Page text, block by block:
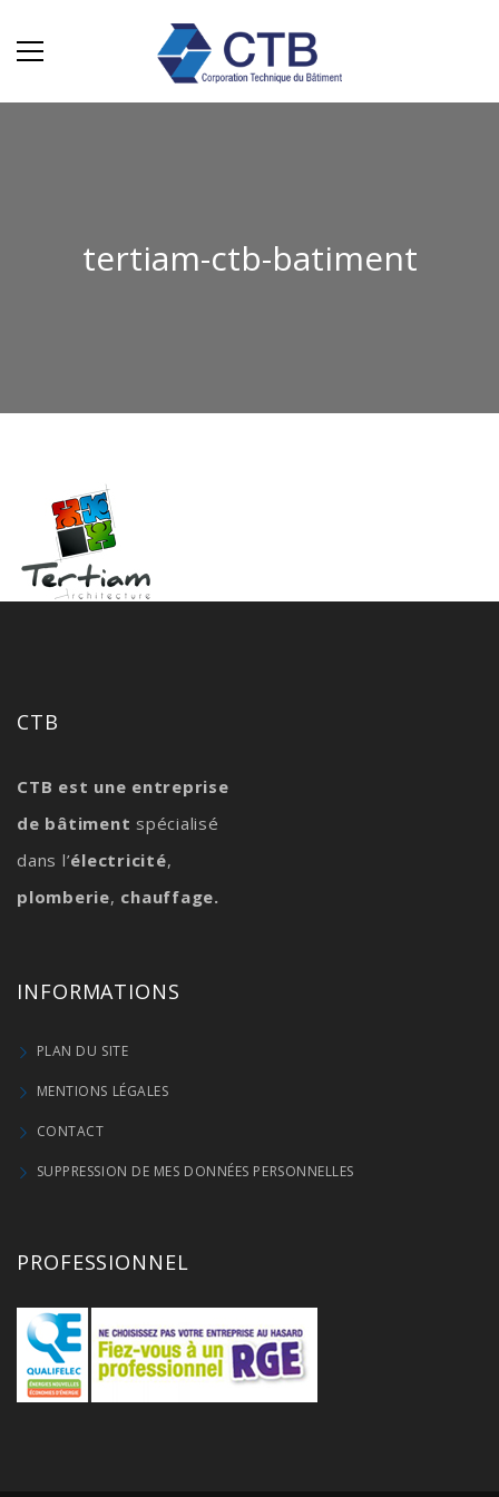
tertiam-ctb-batiment
CTB
CTB est une entreprise
de bâtiment spécialisé
dans l’électricité,
plomberie, chauffage.
INFORMATIONS
PLAN DU SITE
MENTIONS LÉGALES
CONTACT
SUPPRESSION DE MES DONNÉES PERSONNELLES
PROFESSIONNEL